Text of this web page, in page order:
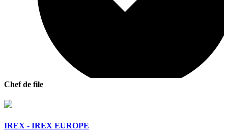
Chef de file
IREX - IREX EUROPE